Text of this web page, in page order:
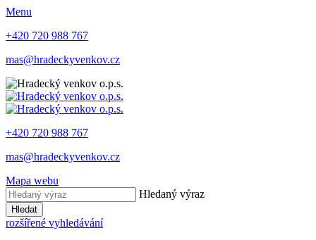
Menu
+420 720 988 767
mas@hradeckyvenkov.cz
+420 720 988 767
mas@hradeckyvenkov.cz
Mapa webu
Hledaný výraz
Hledat
rozšířené vyhledávání